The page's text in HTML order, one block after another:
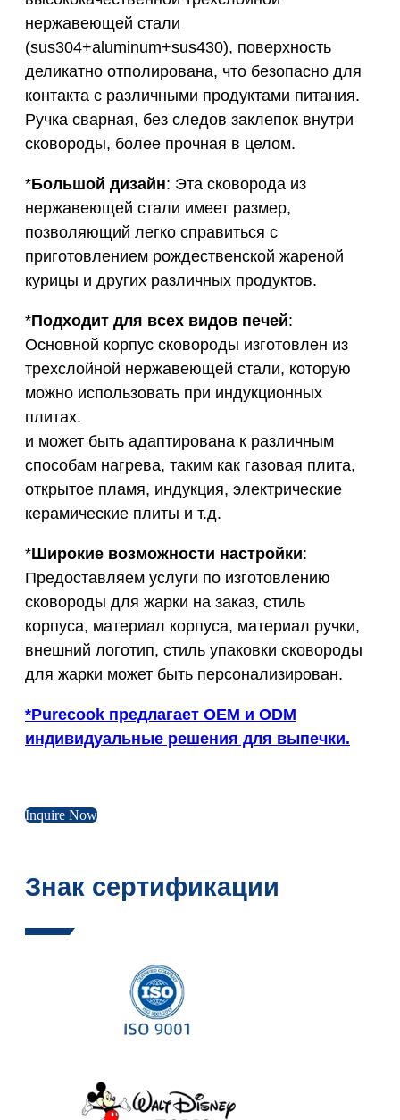
нержавеющей стали
(sus304+aluminum+sus430), поверхность
деликатно отполирована, что безопасно для
контакта с различными продуктами питания.
Ручка сварная, без следов заклепок внутри
сковороды, более прочная в целом.
*Большой дизайн: Эта сковорода из
нержавеющей стали имеет размер,
позволяющий легко справиться с
приготовлением рождественской жареной
курицы и других различных продуктов.
*Подходит для всех видов печей:
Основной корпус сковороды изготовлен из
трехслойной нержавеющей стали, которую
можно использовать при индукционных
плитах.
и может быть адаптирована к различным
способам нагрева, таким как газовая плита,
открытое пламя, индукция, электрические
керамические плиты и т.д.
*Широкие возможности настройки:
Предоставляем услуги по изготовлению
сковороды для жарки на заказ, стиль
корпуса, материал корпуса, материал ручки,
внешний логотип, стиль упаковки сковороды
для жарки может быть персонализирован.
*Purecook предлагает OEM и ODM
индивидуальные решения для выпечки.
Inquire Now
Знак сертификации